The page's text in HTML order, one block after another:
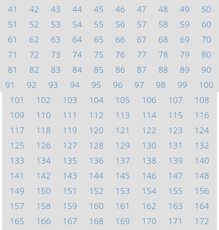
41
42 43 44 45 46 47 48 49
50
51
52 53 54 55 56 57 58 59
60
61
62 63 64 65 66 67 68 69
70
71
72 73 74 75 76 77 78 79
80
81
82 83 84 85 86 87 88 89
90
91
92 93 94 95 96 97 98 99
100
101
102 103 104 105 106 107
108
109
110 111 112 113 114 115
116
117
118 119 120 121 122 123
124
125
126 127 128 129 130 131
132
133
134 135 136 137 138 139
140
141
142 143 144 145 146 147
148
149
150 151 152 153 154 155
156
157
158 159 160 161 162 163
164
165
166 167 168 169 170 171
172